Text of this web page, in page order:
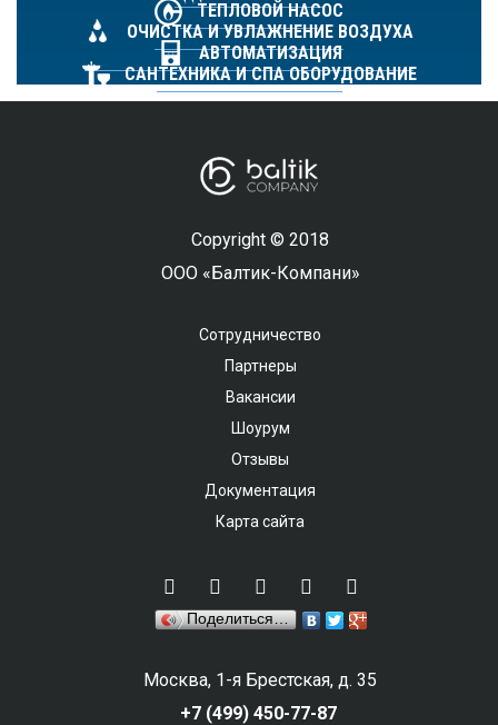
ТЕПЛОВОЙ НАСОС
ОЧИСТКА И УВЛАЖНЕНИЕ ВОЗДУХА
АВТОМАТИЗАЦИЯ
САНТЕХНИКА И СПА ОБОРУДОВАНИЕ
Copyright © 2018
ООО «Балтик-Компани»
Сотрудничество
Партнеры
Вакансии
Шоурум
Отзывы
Документация
Карта сайта
Поделиться…
Москва, 1-я Брестская, д. 35
+7 (499) 450-77-87